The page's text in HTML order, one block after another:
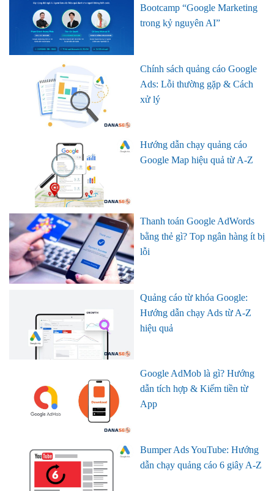
Bootcamp “Google Marketing
trong kỷ nguyên AI”
Chính sách quảng cáo Google
Ads: Lỗi thường gặp & Cách
xử lý
Hướng dẫn chạy quảng cáo
Google Map hiệu quả từ A-Z
Thanh toán Google AdWords
bằng thẻ gì? Top ngân hàng ít bị
lỗi
Quảng cáo từ khóa Google:
Hướng dẫn chạy Ads từ A-Z
hiệu quả
Google AdMob là gì? Hướng
dẫn tích hợp & Kiếm tiền từ
App
Bumper Ads YouTube: Hướng
dẫn chạy quảng cáo 6 giây A-Z